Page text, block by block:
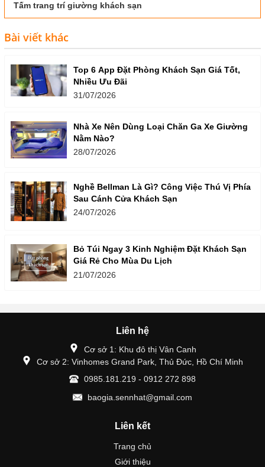
Tấm trang trí giường khách sạn
Bài viết khác
Top 6 App Đặt Phòng Khách Sạn Giá Tốt,
Nhiều Ưu Đãi
31/07/2026
Nhà Xe Nên Dùng Loại Chăn Ga Xe Giường
Nằm Nào?
28/07/2026
Nghề Bellman Là Gì? Công Việc Thú Vị Phía
Sau Cánh Cửa Khách Sạn
24/07/2026
Bỏ Túi Ngay 3 Kinh Nghiệm Đặt Khách Sạn
Giá Rẻ Cho Mùa Du Lịch
21/07/2026
Liên hệ
Cơ sở 1: Khu đô thị Vân Canh
Cơ sở 2: Vinhomes Grand Park, Thủ Đức, Hồ Chí Minh
0985.181.219 - 0912 272 898
baogia.sennhat@gmail.com
Liên kết
Trang chủ
Giới thiệu